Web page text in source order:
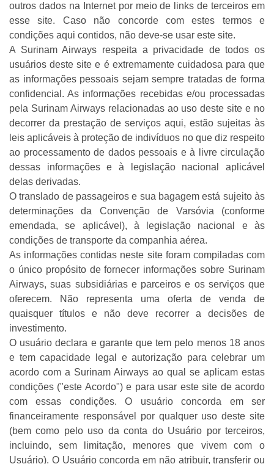
outros dados na Internet por meio de links de terceiros em
esse site. Caso não concorde com estes termos e
condições aqui contidos, não deve-se usar este site.
A Surinam Airways respeita a privacidade de todos os
usuários deste site e é extremamente cuidadosa para que
as informações pessoais sejam sempre tratadas de forma
confidencial. As informações recebidas e/ou processadas
pela Surinam Airways relacionadas ao uso deste site e no
decorrer da prestação de serviços aqui, estão sujeitas às
leis aplicáveis à proteção de indivíduos no que diz respeito
ao processamento de dados pessoais e à livre circulação
dessas informações e à legislação nacional aplicável
delas derivadas.
O translado de passageiros e sua bagagem está sujeito às
determinações da Convenção de Varsóvia (conforme
emendada, se aplicável), à legislação nacional e às
condições de transporte da companhia aérea.
As informações contidas neste site foram compiladas com
o único propósito de fornecer informações sobre Surinam
Airways, suas subsidiárias e parceiros e os serviços que
oferecem. Não representa uma oferta de venda de
quaisquer títulos e não deve recorrer a decisões de
investimento.
O usuário declara e garante que tem pelo menos 18 anos
e tem capacidade legal e autorização para celebrar um
acordo com a Surinam Airways ao qual se aplicam estas
condições ("este Acordo") e para usar este site de acordo
com essas condições. O usuário concorda em ser
financeiramente responsável por qualquer uso deste site
(bem como pelo uso da conta do Usuário por terceiros,
incluindo, sem limitação, menores que vivem com o
Usuário). O Usuário concorda em não atribuir, transferir ou